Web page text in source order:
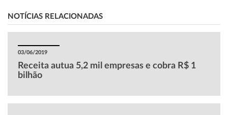
NOTÍCIAS RELACIONADAS
03/06/2019
Receita autua 5,2 mil empresas e cobra R$ 1
bilhão